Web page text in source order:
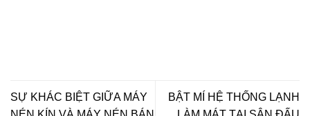
SỰ KHÁC BIỆT GIỮA MÁY
BẬT MÍ HỆ THỐNG LẠNH